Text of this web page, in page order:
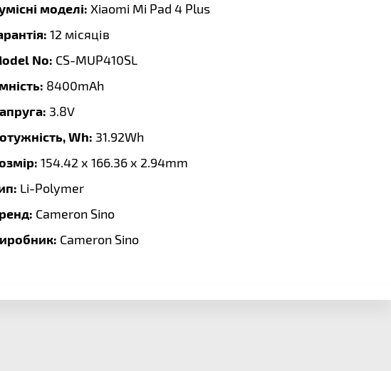
моделі: Xiaomi Mi Pad 4 Plus
12 місяців
No: CS-MUP410SL
8400mAh
3.8V
Wh: 31.92Wh
154.42 x 166.36 x 2.94mm
Li-Polymer
Cameron Sino
Cameron Sino